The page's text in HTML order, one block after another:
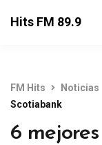
Hits FM 89.9
FM Hits Noticias
Scotiabank
6